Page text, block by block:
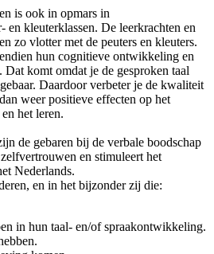
is ook in opmars in
en kleuterklassen. De leerkrachten en
zo vlotter met de peuters en kleuters.
hun cognitieve ontwikkeling en
komt omdat je de gesproken taal
Daardoor verbeter je de kwaliteit
weer positieve effecten op het
het leren.
de gebaren bij de verbale boodschap
en stimuleert het
Nederlands.
en in het bijzonder zij die:
in hun taal- en/of spraakontwikkeling.